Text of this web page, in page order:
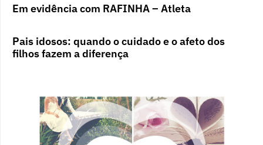
Em evidência com RAFINHA – Atleta
Pais idosos: quando o cuidado e o afeto dos
filhos fazem a diferença